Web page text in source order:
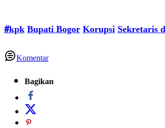
#kpkBupati BogorKorupsiSekretaris
Komentar
Bagikan